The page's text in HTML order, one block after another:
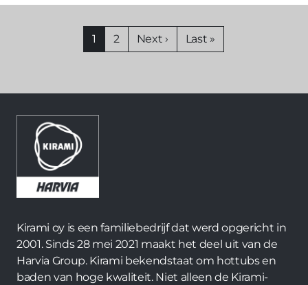
Huidige
pagina
1 Pagina
2
Volgende
pagina
Next ›
Laatste
pagina
Last »
Kirami oy is een familiebedrijf dat werd opgericht in
2001. Sinds 28 mei 2021 maakt het deel uit van de
Harvia Group. Kirami bekendstaat om hottubs en
baden van hoge kwaliteit. Niet alleen de Kirami-